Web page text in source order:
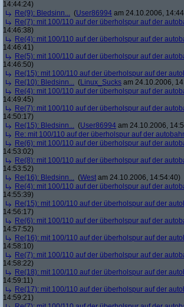
14:44:24)
Re(9): Bledsinn... (User86994 am 24.10.2006,
Re(7): mit 100/110 auf der überholspur auf der
14:46:38)
Re(4): mit 100/110 auf der überholspur auf der
14:46:41)
Re(5): mit 100/110 auf der überholspur auf der
14:46:50)
Re(15): mit 100/110 auf der überholspur auf der
Re(10): Bledsinn... (Linux_Sucks am 24.10.2006,
Re(4): mit 100/110 auf der überholspur auf der
14:49:45)
Re(7): mit 100/110 auf der überholspur auf der
14:50:17)
Re(15): Bledsinn... (User86994 am 24.10.2006,
Re: mit 100/110 auf der überholspur auf der
Re(6): mit 100/110 auf der überholspur auf der
14:53:02)
Re(8): mit 100/110 auf der überholspur auf der
14:53:52)
Re(16): Bledsinn... (West am 24.10.2006, 14:54:40)
Re(4): mit 100/110 auf der überholspur auf der
14:55:39)
Re(15): mit 100/110 auf der überholspur auf der
14:56:17)
Re(6): mit 100/110 auf der überholspur auf der
14:57:52)
Re(16): mit 100/110 auf der überholspur auf der
14:58:10)
Re(7): mit 100/110 auf der überholspur auf der
14:58:22)
Re(18): mit 100/110 auf der überholspur auf der
14:59:11)
Re(17): mit 100/110 auf der überholspur auf der
14:59:21)